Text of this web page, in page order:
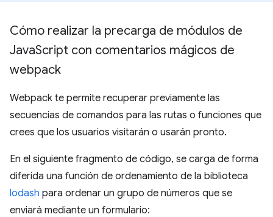
Cómo realizar la precarga de módulos de
JavaScript con comentarios mágicos de
webpack
Webpack te permite recuperar previamente las
secuencias de comandos para las rutas o funciones que
crees que los usuarios visitarán o usarán pronto.
En el siguiente fragmento de código, se carga de forma
diferida una función de ordenamiento de la biblioteca
lodash para ordenar un grupo de números que se
enviará mediante un formulario: